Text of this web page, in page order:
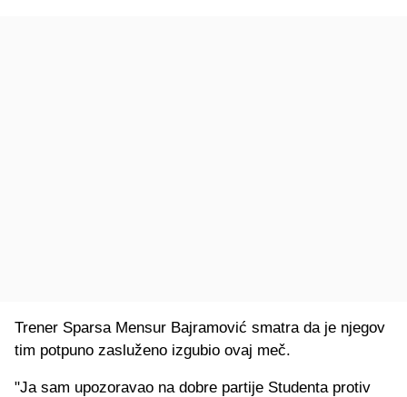
Trener Sparsa Mensur Bajramović smatra da je njegov
tim potpuno zasluženo izgubio ovaj meč.
"Ja sam upozoravao na dobre partije Studenta protiv